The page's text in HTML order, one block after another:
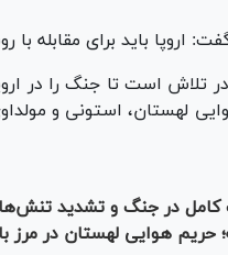
اروپا باید برای مقابله
تلاش است تا جنگ را در
لهستان، استونی و
در جنگ و تشدید تنش‌ها
حریم هوایی لهستان در مرز